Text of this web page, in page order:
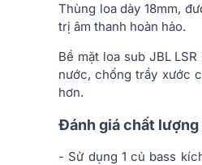
Thùng loa dày 18mm,
trị âm thanh hoàn hảo.
Bề mặt loa sub JBL
nước, chống trầy xước
hơn.
Đánh giá chất lượng
- Sử dụng 1 củ bass